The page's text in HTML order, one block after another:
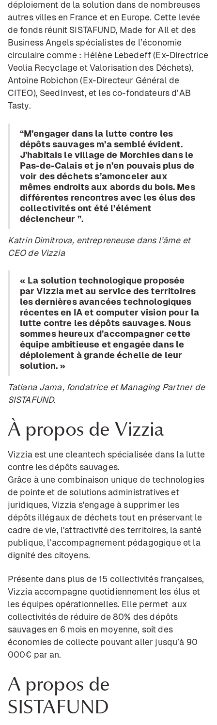
déploiement de la solution dans de nombreuses
autres villes en France et en Europe. Cette levée
de fonds réunit SISTAFUND, Made for All et des
Business Angels spécialistes de l’économie
circulaire comme : Hélène Lebedeff (Ex-Directrice
Veolia Recyclage et Valorisation des Déchets),
Antoine Robichon (Ex-Directeur Général de
CITEO), SeedInvest, et les co-fondateurs d’AB
Tasty.
“M’engager dans la lutte contre les
dépôts sauvages m’a semblé évident.
J’habitais le village de Morchies dans le
Pas-de-Calais et je n’en pouvais plus de
voir des déchets s’amonceler aux
mêmes endroits aux abords du bois. Mes
différentes rencontres avec les élus des
collectivités ont été l’élément
déclencheur ”.
Katrin Dimitrova, entrepreneuse dans l’âme et
CEO de Vizzia
« La solution technologique proposée
par Vizzia met au service des territoires
les dernières avancées technologiques
récentes en IA et computer vision pour la
lutte contre les dépôts sauvages. Nous
sommes heureux d’accompagner cette
équipe ambitieuse et engagée dans le
déploiement à grande échelle de leur
solution. »
Tatiana Jama, fondatrice et Managing Partner de
SISTAFUND.
À propos de Vizzia
Vizzia est une cleantech spécialisée dans la lutte
contre les dépôts sauvages.
Grâce à une combinaison unique de technologies
de pointe et de solutions administratives et
juridiques, Vizzia s'engage à supprimer les
dépôts illégaux de déchets tout en préservant le
cadre de vie, l'attractivité des territoires, la santé
publique, l’accompagnement pédagogique et la
dignité des citoyens.
Présente dans plus de 15 collectivités françaises,
Vizzia accompagne quotidiennement les élus et
les équipes opérationnelles. Elle permet aux
collectivités de réduire de 80% des dépôts
sauvages en 6 mois en moyenne, soit des
économies de collecte pouvant aller jusqu’à 90
000€ par an.
A propos de
SISTAFUND